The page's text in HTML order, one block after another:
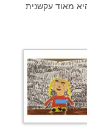
מאוד עקשנית